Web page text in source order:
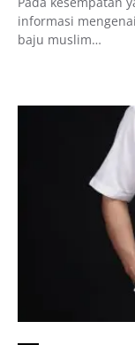
informasi
baju muslim…